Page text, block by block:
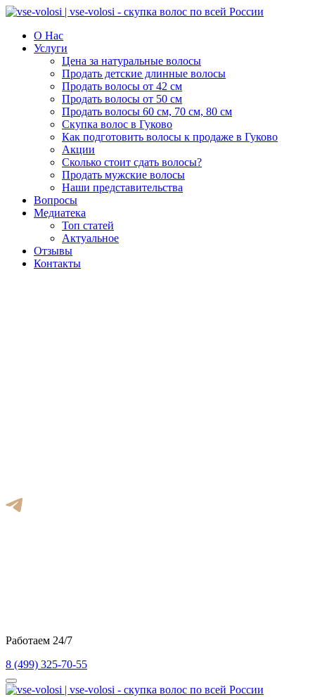
О Нас
Услуги
Цена за натуральные волосы
Продать детские длинные волосы
Продать волосы от 42 см
Продать волосы от 50 см
Продать волосы 60 см, 70 см, 80 см
Скупка волос в Гуково
Как подготовить волосы к продаже в Гуково
Акции
Сколько стоит сдать волосы?
Продать мужские волосы
Наши представительства
Вопросы
Медиатека
Топ статей
Актуальное
Отзывы
Контакты
Работаем 24/7
8 (499) 325-70-55